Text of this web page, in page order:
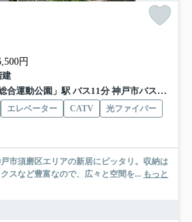
円
建
園」駅 バス11分 神戸市バス「啓明学院前」 停歩9分
エレベーター CATV
光ファイバー
戸市須磨区エリアの新居にピッタリ。収納は
スなど豊富なので、広々と空間を... もっと